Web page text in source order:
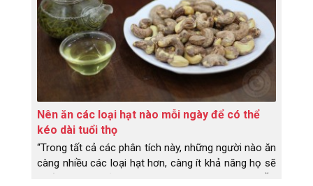
Nên ăn các loại hạt nào mỗi ngày để có thể
kéo dài tuổi thọ
“Trong tất cả các phân tích này, những người nào ăn
càng nhiều các loại hạt hơn, càng ít khả năng họ sẽ